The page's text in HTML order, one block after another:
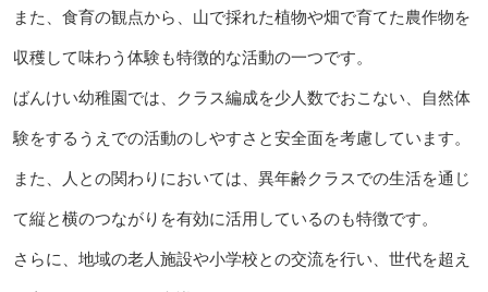
また、食育の観点から、山で採れた植物や畑で育てた農作物を
収穫して味わう体験も特徴的な活動の一つです。
ばんけい幼稚園では、クラス編成を少人数でおこない、自然体
験をするうえでの活動のしやすさと安全面を考慮しています。
また、人との関わりにおいては、異年齢クラスでの生活を通じ
て縦と横のつながりを有効に活用しているのも特徴です。
さらに、地域の老人施設や小学校との交流を行い、世代を超え